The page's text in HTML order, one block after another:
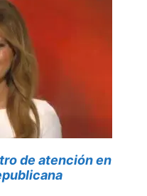
de atención en